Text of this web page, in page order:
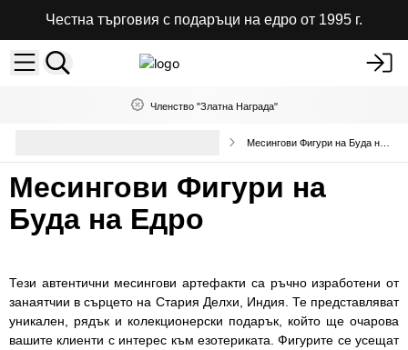
Честна търговия с подаръци на едро от 1995 г.
Членство "Златна Награда"
Месингови Фигури на Буда на Едро
Месингови Фигури на
Буда на Едро
Тези автентични месингови артефакти са ръчно изработени от
занаятчии в сърцето на Стария Делхи, Индия. Те представляват
уникален, рядък и колекционерски подарък, който ще очарова
вашите клиенти с интерес към езотериката. Фигурите се усещат